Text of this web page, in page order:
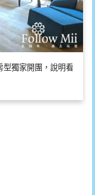
型獨家開團，說明看